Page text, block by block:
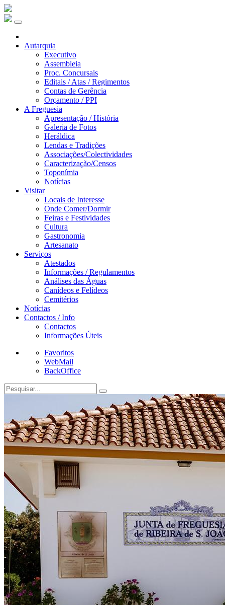
Autarquia
Executivo
Assembleia
Proc. Concursais
Editais / Atas / Regimentos
Contas de Gerência
Orçamento / PPI
A Freguesia
Apresentação / História
Galeria de Fotos
Heráldica
Lendas e Tradições
Associações/Colectividades
Caracterização/Censos
Toponímia
Notícias
Visitar
Locais de Interesse
Onde Comer/Dormir
Feiras e Festividades
Cultura
Gastronomia
Artesanato
Serviços
Atestados
Informações / Regulamentos
Análises das Águas
Canídeos e Felídeos
Cemitérios
Notícias
Contactos / Info
Contactos
Informações Úteis
Favoritos
WebMail
BackOffice